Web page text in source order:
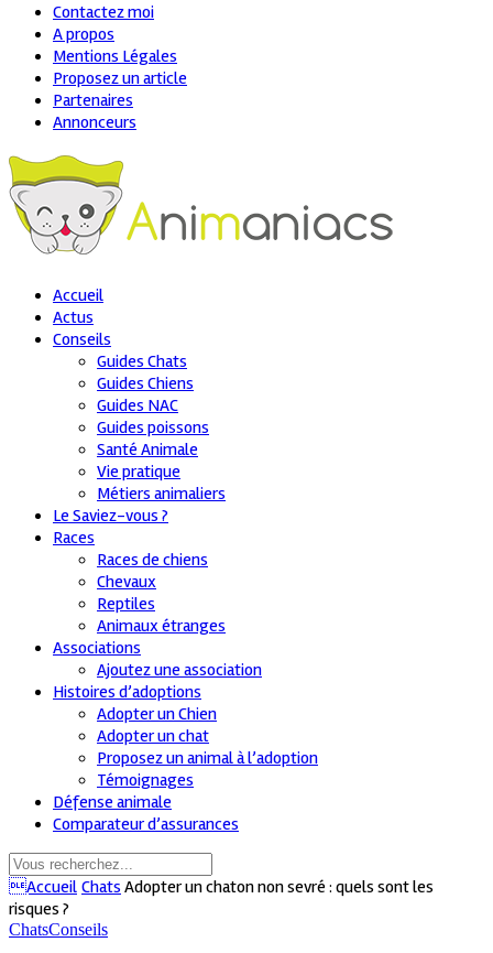
Contactez moi
A propos
Mentions Légales
Proposez un article
Partenaires
Annonceurs
Accueil
Actus
Conseils
Guides Chats
Guides Chiens
Guides NAC
Guides poissons
Santé Animale
Vie pratique
Métiers animaliers
Le Saviez-vous ?
Races
Races de chiens
Chevaux
Reptiles
Animaux étranges
Associations
Ajoutez une association
Histoires d’adoptions
Adopter un Chien
Adopter un chat
Proposez un animal à l’adoption
Témoignages
Défense animale
Comparateur d’assurances
Accueil Chats Adopter un chaton non sevré : quels sont les
risques ?
ChatsConseils